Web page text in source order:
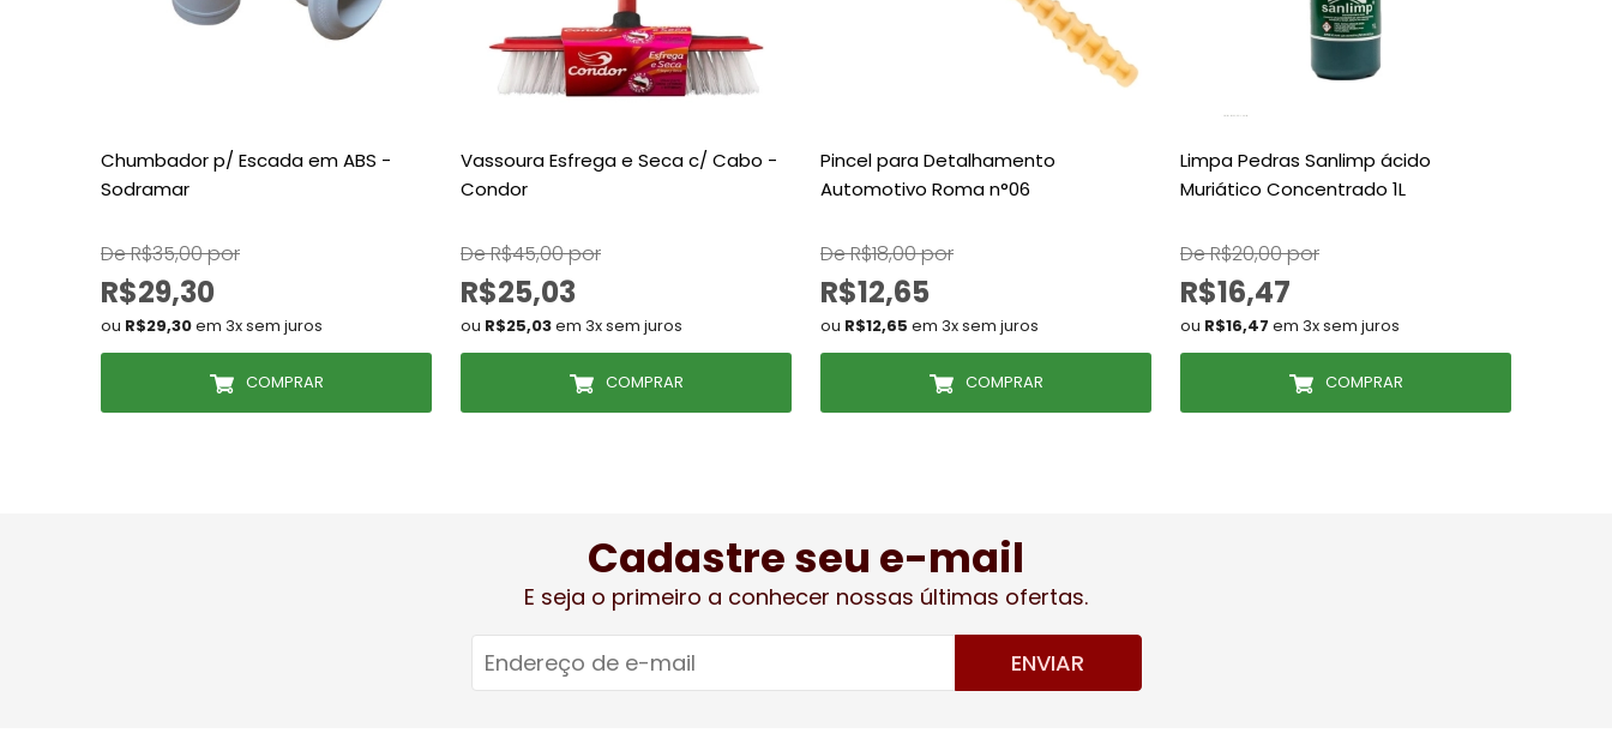
Chumbador p/ Escada em ABS -
Sodramar
De R$35,00 por
R$29,30
ou R$29,30em 3x sem juros
COMPRAR
Vassoura Esfrega e Seca c/ Cabo -
Condor
De R$45,00 por
R$25,03
ou R$25,03em 3x sem juros
COMPRAR
Pincel para Detalhamento
Automotivo Roma n°06
De R$18,00 por
R$12,65
ou R$12,65 em 3x sem juros
COMPRAR
Limpa Pedras Sanlimp ácido
Muriático Concentrado 1L
De R$20,00 por
R$16,47
ou R$16,47 em 3x sem juros
COMPRAR
Cadastre seu e-mail
E seja o primeiro a conhecer nossas últimas ofertas.
ENVIAR